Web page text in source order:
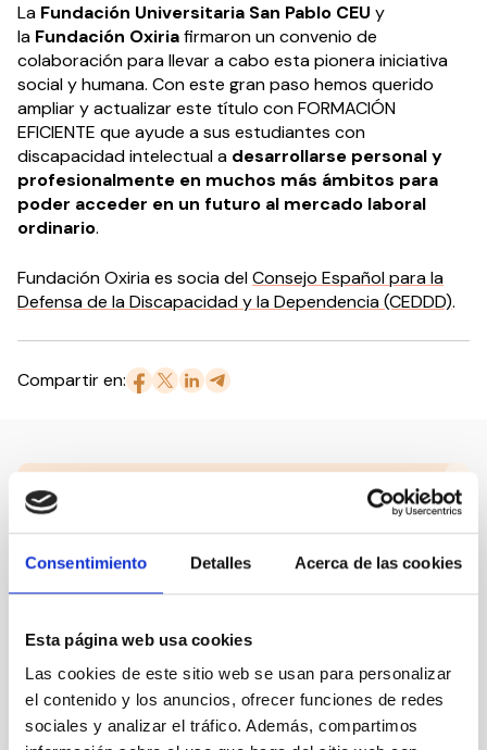
Consentimiento Detalles Acerca de las cookies
Esta página web usa cookies
Las cookies de este sitio web se usan para personalizar
el contenido y los anuncios, ofrecer funciones de redes
sociales y analizar el tráfico. Además, compartimos
La Fundación Universitaria San Pablo CEU y
la Fundación Oxiriafirmaron un convenio de
colaboración para llevar a cabo esta pionera iniciativa
social y humana. Con este gran paso hemos querido
ampliar y actualizar este título con FORMACIÓN
EFICIENTE que ayude a sus estudiantes con
discapacidad intelectual a desarrollarse personal y
profesionalmente en muchos más ámbitos para
poder acceder en un futuro al mercado laboral
ordinario.
Fundación Oxiria es socia delConsejo Español para la
Defensa de la Discapacidad y la Dependencia (CEDDD).
Compartir en:
Nuestro canal de Youtube
Social’ y mucho más en formato audiovisual a un
solo clic.
Suscribirme